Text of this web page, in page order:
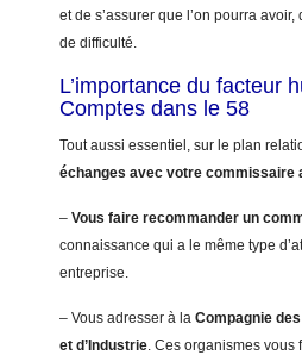
et de s’assurer que l’on pourra
de difficulté.
L’importance du facteur
Comptes dans le 58
Tout aussi essentiel, sur le plan
échanges avec votre commissaire
– Vous faire recommander un
connaissance qui a le même type
entreprise.
– Vous adresser à la Compagnie
et d’Industrie. Ces organismes vous